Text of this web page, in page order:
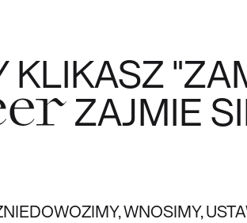
KLIKASZ
ZAJMIE
DOWOZIMY, WNOSIMY,